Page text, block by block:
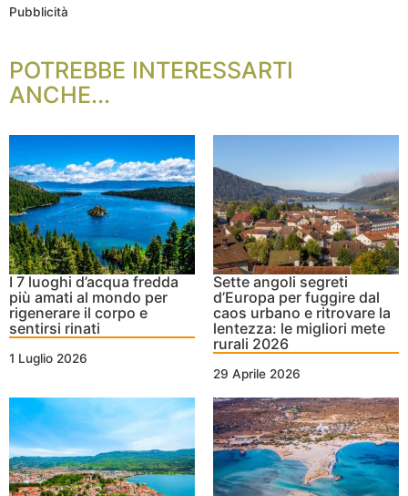
Pubblicità
POTREBBE INTERESSARTI
ANCHE...
I 7 luoghi d’acqua fredda
più amati al mondo per
rigenerare il corpo e
sentirsi rinati
1 Luglio 2026
Sette angoli segreti
d’Europa per fuggire dal
caos urbano e ritrovare la
lentezza: le migliori mete
rurali 2026
29 Aprile 2026